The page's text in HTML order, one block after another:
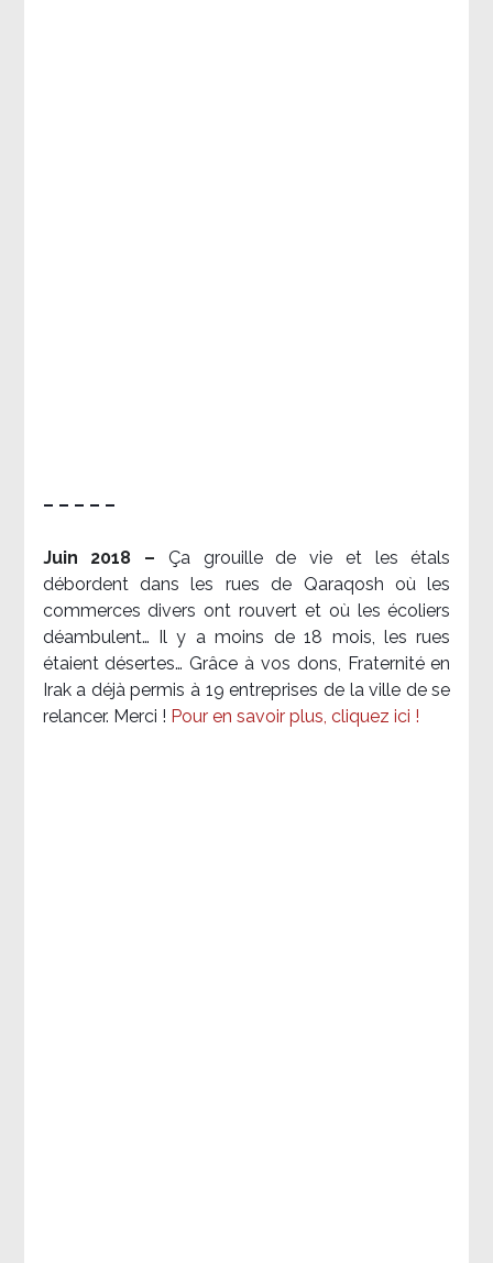
– – – – –
Juin 2018 – Ça grouille de vie et les étals
débordent dans les rues de Qaraqosh où les
commerces divers ont rouvert et où les écoliers
déambulent… Il y a moins de 18 mois, les rues
étaient désertes… Grâce à vos dons, Fraternité en
Irak a déjà permis à 19 entreprises de la ville de se
relancer. Merci ! Pour en savoir plus, cliquez ici !